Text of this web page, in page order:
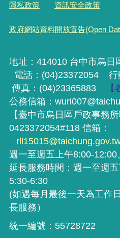
隱私政策 資訊安全政策
政府網站資料開放宣告(Open
地址：414010 台中市烏日
電話：(04)23372054 行
傳真：(04)23365883
公務信箱：
【臺中市烏日區戶政事務
0423372054#118 信箱：
週一至週五上午8:00-
延長服務時間：週一至週
5:30-6:30
(如遇每月最後一天為工作
長服務）
統一編號：55728722